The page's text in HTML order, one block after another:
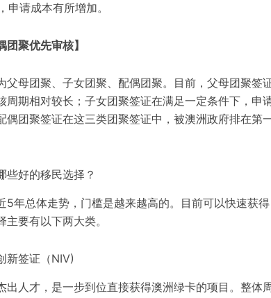
请成本有所增加。
团聚优先审核】
父母团聚、子女团聚、配偶团聚。目前，父母团聚签
周期相对较长；子女团聚签证在满足一定条件下，申
偶团聚签证在这三类团聚签证中，被澳洲政府排在第
些好的移民选择？
5年总体走势，门槛是越来越高的。目前可以快速获得
要有以下两大类。
新签证（NIV)
出人才，是一步到位直接获得澳洲绿卡的项目。整体